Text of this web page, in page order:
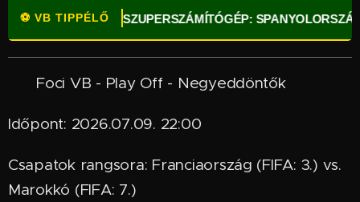
⚽ VB TIPPÉLŐ
⚽ OPTA SZUPERSZÁMÍTÓGÉP: SPANYOLORSZÁG A
📌 Foci VB - Play Off - Negyeddöntők
Időpont: 2026.07.09. 22:00
Csapatok rangsora: Franciaország (FIFA: 3.) vs.
Marokkó (FIFA: 7.)